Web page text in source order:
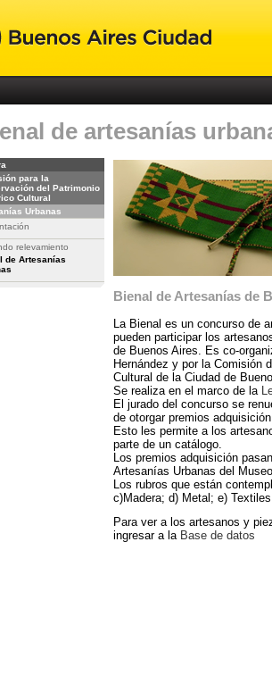
de artesanías
para la
del Patrimonio
Cultural
Urbanas
relevamiento
de Artesanías
Bienal de Artesanías de
La Bienal es un concurso de
pueden participar los
de Buenos Aires. Es co-
Hernández y por la Comisión
Cultural de la Ciudad de
Se realiza en el marco de la
El jurado del concurso se
de otorgar premios
Esto les permite a los
parte de un catálogo.
Los premios adquisición
Artesanías Urbanas del
Los rubros que están
c)Madera; d) Metal; e)
Para ver a los artesanos y
ingresar a la Base de datos